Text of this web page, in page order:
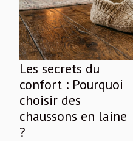
addictive : être alerté en
temps réel, partout, tout le
temps. Mais à mesure que
ces...
Les secrets du
confort : Pourquoi
choisir des
chaussons en laine
?